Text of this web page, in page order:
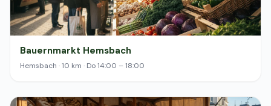
Bauernmarkt Hemsbach
Hemsbach · 10 km · Do 14:00 – 18:00